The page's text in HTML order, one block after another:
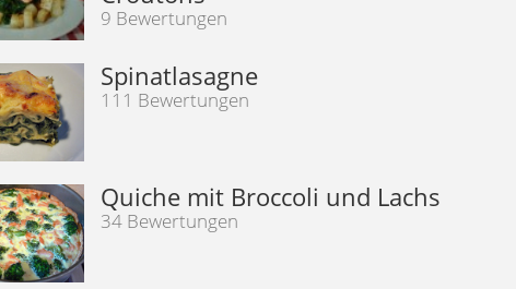
9 Bewertungen
Spinatlasagne
111 Bewertungen
Quiche mit Broccoli und Lachs
34 Bewertungen